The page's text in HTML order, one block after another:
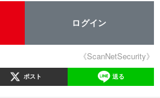
ログイン
《ScanNetSecurity》
ポスト 送る